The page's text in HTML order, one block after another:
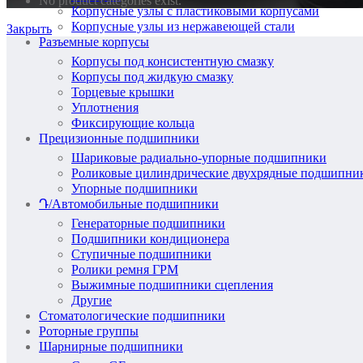
Корпусные узлы с пластиковыми корпусами
Корпусные узлы из нержавеющей стали
Разъемные корпусы
Корпусы под консистентную смазку
Корпусы под жидкую смазку
Торцевые крышки
Уплотнения
Фиксирующие кольца
Прецизионные подшипники
Шариковые радиально-упорные подшипники
Роликовые цилиндрические двухрядные
Упорные подшипники
Դ/Автомобильные подшипники
Генераторные подшипники
Подшипники кондиционера
Ступичные подшипники
Ролики ремня ГРМ
Выжимные подшипники сцепления
Другие
Стоматологические подшипники
Роторные группы
Шарнирные подшипники
Закрыть